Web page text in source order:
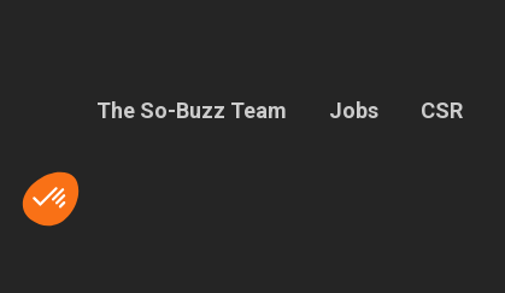
The So-Buzz Team Jobs CSR